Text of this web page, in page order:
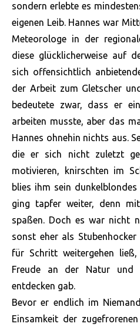
sondern erlebte es
eigenen Leib. Hannes war
Meteorologe in der
diese glücklicherweise auf
sich offensichtlich
der Arbeit zum Gletscher
bedeutete zwar, dass er
arbeiten musste, aber das
Hannes ohnehin nichts aus.
die er sich nicht zuletzt
motivieren, knirschten im
blies ihm sein
ging tapfer weiter, denn
spaßen. Doch es war nicht
sonst eher als
für Schritt weitergehen
Freude an der Natur
entdecken gab.
Bevor er endlich im
Einsamkeit der